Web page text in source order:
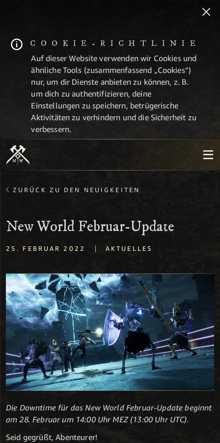
COOKIE-RICHTLINIE
Auf dieser Website verwenden wir Cookies und
ähnliche Tools (zusammenfassend „Cookies“)
nur, um dir Dienste anbieten zu können, z. B.
um dich zu authentifizieren, deine
Einstellungen zu speichern, betrügerische
Aktivitäten zu verhindern und die Sicherheit zu
verbessern.
ZURÜCK ZU DEN NEUIGKEITEN
New World Februar-Update
25. FEBRUAR 2022 | AKTUELLES
Die Downtime für das New World Februar-Update beginnt
am 28. Februar um 14:00 Uhr MEZ (13:00 Uhr UTC).
Seid gegrüßt, Abenteurer!